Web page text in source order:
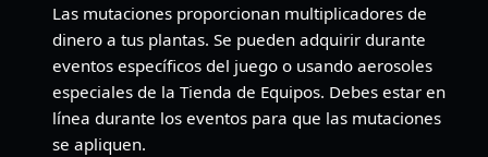
Las mutaciones proporcionan multiplicadores de
dinero a tus plantas. Se pueden adquirir durante
eventos específicos del juego o usando aerosoles
especiales de la Tienda de Equipos. Debes estar en
línea durante los eventos para que las mutaciones
se apliquen.